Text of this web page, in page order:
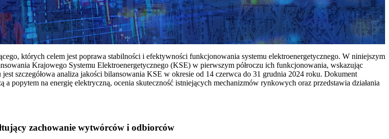
których celem jest poprawa stabilności i efektywności funkcjonowania systemu elektroenergetycznego. W niniejszym
Krajowego Systemu Elektroenergetycznego (KSE) w pierwszym półroczu ich funkcjonowania, wskazując
szczegółowa analiza jakości bilansowania KSE w okresie od 14 czerwca do 31 grudnia 2024 roku. Dokument
na energię elektryczną, ocenia skuteczność istniejących mechanizmów rynkowych oraz przedstawia działania
zachowanie wytwórców i odbiorców